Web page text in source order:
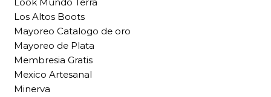
Look Mundo Terra
Los Altos Boots
Mayoreo Catalogo de oro
Mayoreo de Plata
Membresia Gratis
Mexico Artesanal
Minerva